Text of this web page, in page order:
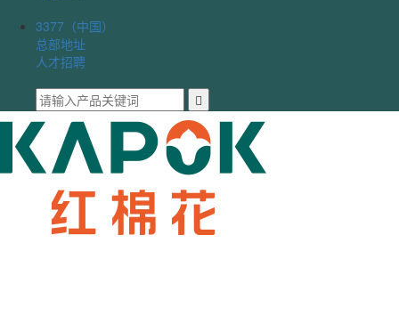
3377（中国）
总部地址
人才招聘